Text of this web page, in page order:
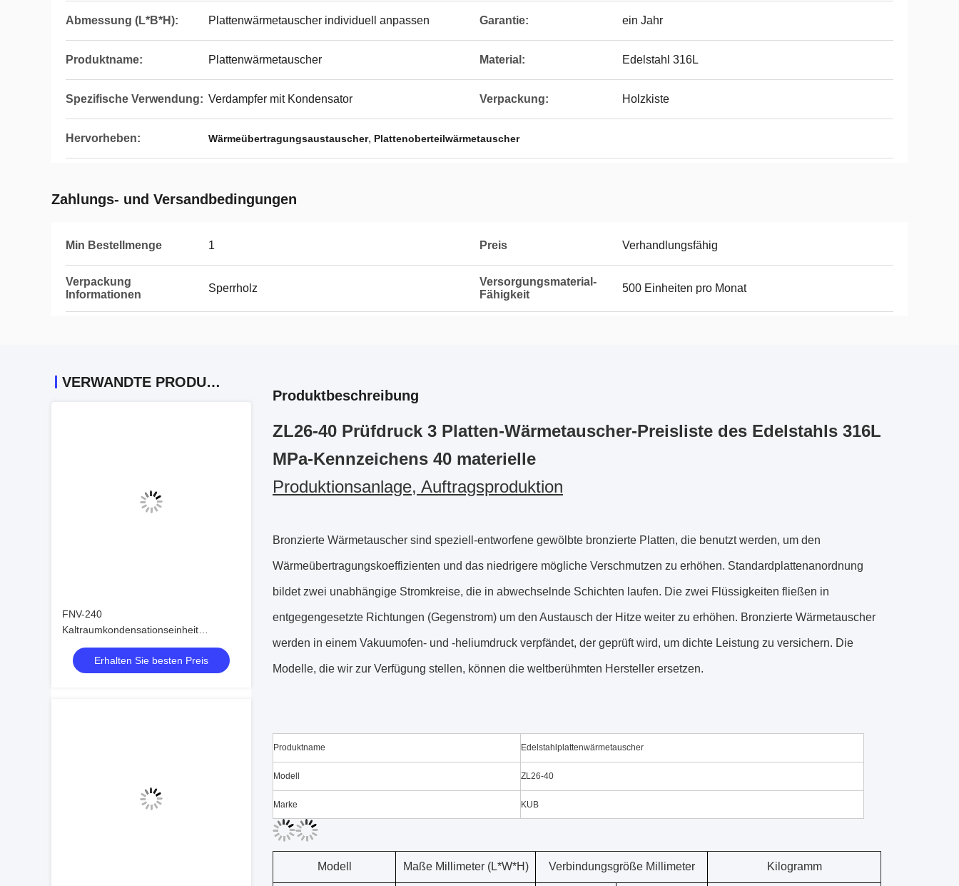
Abmessung (L*B*H): Plattenwärmetauscher individuell anpassen Garantie: ein Jahr
Produktname: Plattenwärmetauscher Material: Edelstahl 316L
Spezifische Verwendung: Verdampfer mit Kondensator Verpackung: Holzkiste
Hervorheben: Wärmeübertragungsaustauscher, Plattenoberteilwärmetauscher
Zahlungs- und Versandbedingungen
Min Bestellmenge 1 Preis Verhandlungsfähig
Verpackung
Informationen
Sperrholz
Versorgungsmaterial-
Fähigkeit
500 Einheiten pro Monat
VERWANDTE PRODUKTE
FNV-240
Kaltraumkondensationseinheit
Ersatzteile Mondluftgekühlte
Kondensatoren
Erhalten Sie besten Preis
Produktbeschreibung
ZL26-40 Prüfdruck 3 Platten-Wärmetauscher-Preisliste des Edelstahls 316L
MPa-Kennzeichens 40 materielle
Produktionsanlage, Auftragsproduktion
Bronzierte Wärmetauscher sind speziell-entworfene gewölbte bronzierte Platten, die benutzt werden, um den
Wärmeübertragungskoeffizienten und das niedrigere mögliche Verschmutzen zu erhöhen. Standardplattenanordnung
bildet zwei unabhängige Stromkreise, die in abwechselnde Schichten laufen. Die zwei Flüssigkeiten fließen in
entgegengesetzte Richtungen (Gegenstrom) um den Austausch der Hitze weiter zu erhöhen. Bronzierte Wärmetauscher
werden in einem Vakuumofen- und -heliumdruck verpfändet, der geprüft wird, um dichte Leistung zu versichern. Die
Modelle, die wir zur Verfügung stellen, können die weltberühmten Hersteller ersetzen.
Produktname Edelstahlplattenwärmetauscher
Modell ZL26-40
Marke KUB
Modell Maße Millimeter (L*W*H) Verbindungsgröße Millimeter Kilogramm